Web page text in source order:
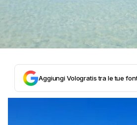
Aggiungi Vologratis tra le tue